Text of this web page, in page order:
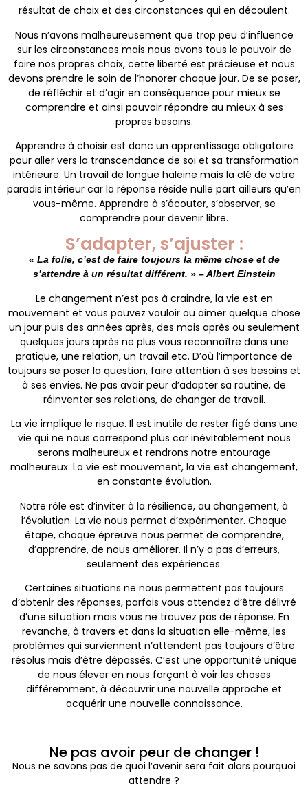
résultat de choix et des circonstances qui en découlent.
Nous n’avons malheureusement que trop peu d’influence
sur les circonstances mais nous avons tous le pouvoir de
faire nos propres choix, cette liberté est précieuse et nous
devons prendre le soin de l’honorer chaque jour. De se poser,
de réfléchir et d’agir en conséquence pour mieux se
comprendre et ainsi pouvoir répondre au mieux à ses
propres besoins.
Apprendre à choisir est donc un apprentissage obligatoire
pour aller vers la transcendance de soi et sa transformation
intérieure. Un travail de longue haleine mais la clé de votre
paradis intérieur car la réponse réside nulle part ailleurs qu’en
vous-même. Apprendre à s’écouter, s’observer, se
comprendre pour devenir libre.
S’adapter, s’ajuster :
« La folie, c’est de faire toujours la même chose et de
s’attendre à un résultat différent. » – Albert Einstein
Le changement n’est pas à craindre, la vie est en
mouvement et vous pouvez vouloir ou aimer quelque chose
un jour puis des années après, des mois après ou seulement
quelques jours après ne plus vous reconnaître dans une
pratique, une relation, un travail etc. D’où l’importance de
toujours se poser la question, faire attention à ses besoins et
à ses envies. Ne pas avoir peur d’adapter sa routine, de
réinventer ses relations, de changer de travail.
La vie implique le risque. Il est inutile de rester figé dans une
vie qui ne nous correspond plus car inévitablement nous
serons malheureux et rendrons notre entourage
malheureux. La vie est mouvement, la vie est changement,
en constante évolution.
Notre rôle est d’inviter à la résilience, au changement, à
l’évolution. La vie nous permet d’expérimenter. Chaque
étape, chaque épreuve nous permet de comprendre,
d’apprendre, de nous améliorer. Il n’y a pas d’erreurs,
seulement des expériences.
Certaines situations ne nous permettent pas toujours
d’obtenir des réponses, parfois vous attendez d’être délivré
d’une situation mais vous ne trouvez pas de réponse. En
revanche, à travers et dans la situation elle-même, les
problèmes qui surviennent n’attendent pas toujours d’être
résolus mais d’être dépassés. C’est une opportunité unique
de nous élever en nous forçant à voir les choses
différemment, à découvrir une nouvelle approche et
acquérir une nouvelle connaissance.
Ne pas avoir peur de changer !
Nous ne savons pas de quoi l’avenir sera fait alors pourquoi
attendre ?